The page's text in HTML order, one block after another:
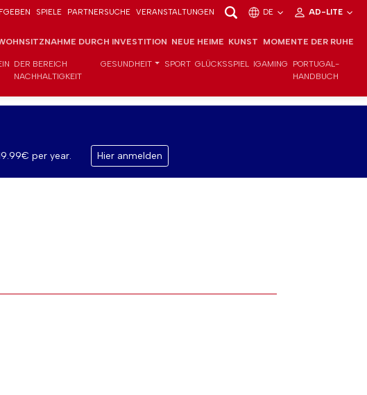
SPIELE PARTNERSUCHE VERANSTALTUNGEN DE AD-LITE
DURCH INVESTITION NEUE HEIME KUNST MOMENTE DER RUHE
DER BEREICH
NACHHALTIGKEIT
GESUNDHEIT SPORT GLÜCKSSPIEL IGAMING
PORTUGAL-
HANDBUCH
per year. Hier anmelden